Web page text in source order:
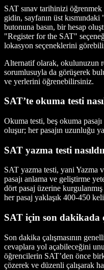
SAT sınav tarihinizi
gidin, sayfanın üst
butonuna basın, bir hesap
"Register for the SAT"
lokasyon seçeneklerini
Alternatif olarak, okulunuzun
sorumlusuyla da görüşerek
ve yerlerini öğrenebilirsiniz.
SAT’te okuma testi
Okuma testi, beş okuma
oluşur; her pasajın uzunluğu
SAT yazma testi
SAT yazma testi, yani Yazma
pasajı anlama ve geliştirme
dört pasaj üzerine
her pasaj yaklaşık 400-450
SAT için son dakikada
Son dakika çalışmasının
cevaplara yol açabileceğini
öğrencilerin SAT’den önce
çözerek ve düzenli çalışarak